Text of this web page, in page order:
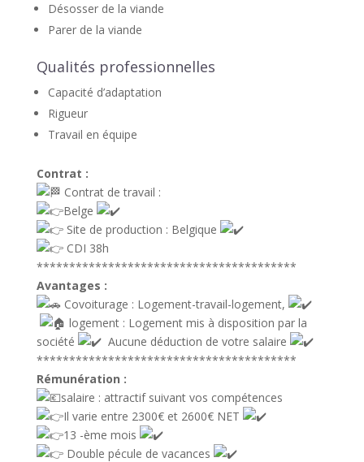
Désosser de la viande
Parer de la viande
Qualités professionnelles
Capacité d’adaptation
Rigueur
Travail en équipe
Contrat :
Contrat de travail :
Belge
Site de production : Belgique
CDI 38h
****************************************
Avantages :
Covoiturage : Logement-travail-logement,
logement : Logement mis à disposition par la
société
Aucune déduction de votre salaire
****************************************
Rémunération :
salaire : attractif suivant vos compétences
Il varie entre 2300€ et 2600€ NET
13 -ème mois
Double pécule de vacances